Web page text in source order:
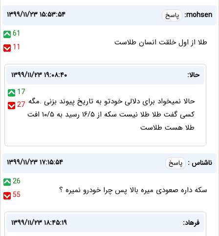
mohsen: پاسخ
۱۳۹۹/۱۱/۲۳ ۱۵:۵۳:۵۴
61
11
طلا از اول خلقت انسان طلاست
حالا:
۱۳۹۹/۱۱/۲۳ ۱۹:۰۸:۴۰
17
27 حالا نمیخواد برای دلالی خودتو به تاریخ پیوند بزنی .مگه
کسی گفت طلا طلا نیست سکه از ۱۶/۵ رسید به ۱۰/۵ افت
طلا هست طلاست
ناشناس : پاسخ
۱۳۹۹/۱۱/۲۳ ۱۷:۱۵:۵۴
26
55
سکه داره صعودی میره بالا پس چرا خودرو نمیره ؟
فرهاد:
۱۳۹۹/۱۱/۲۳ ۱۸:۴۵:۱۹